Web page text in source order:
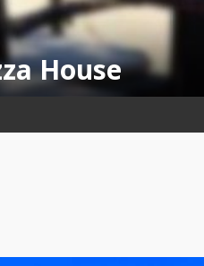
House